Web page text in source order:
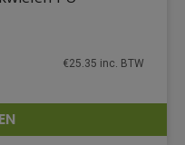
DETAILS
€25.35 inc. BTW